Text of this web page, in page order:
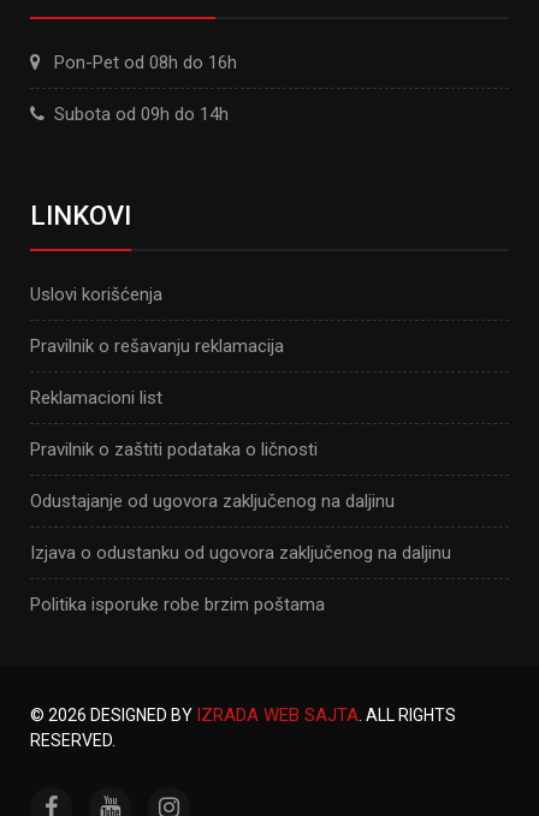
Pon-Pet od 08h do 16h
Subota od 09h do 14h
LINKOVI
Uslovi korišćenja
Pravilnik o rešavanju reklamacija
Reklamacioni list
Pravilnik o zaštiti podataka o ličnosti
Odustajanje od ugovora zaključenog na daljinu
Izjava o odustanku od ugovora zaključenog na daljinu
Politika isporuke robe brzim poštama
© 2026 DESIGNED BY IZRADA WEB SAJTA . ALL RIGHTS
RESERVED.